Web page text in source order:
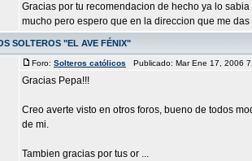
Gracias por tu recomendacion de hecho ya lo
mucho pero espero que en la direccion que me das
SOLTEROS "EL AVE FÉNIX"
Foro: Solteros católicos Publicado: Mar Ene 17, 2006
Gracias Pepa!!!
Creo averte visto en otros foros, bueno de todos
de mi.
Tambien gracias por tus or ...